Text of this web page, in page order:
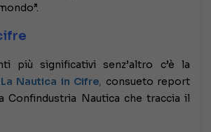
più significativi senz’altro c’è la
La Nautica in Cifre, consueto report
Confindustria Nautica che traccia il